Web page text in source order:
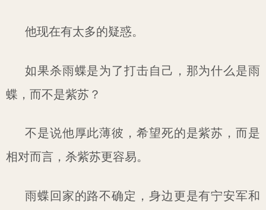
他现在有太多的疑惑。
如果杀雨蝶是为了打击自己，那为什么是雨
蝶，而不是紫苏？
不是说他厚此薄彼，希望死的是紫苏，而是
相对而言，杀紫苏更容易。
雨蝶回家的路不确定，身边更是有宁安军和